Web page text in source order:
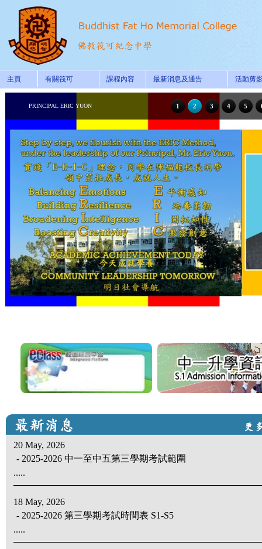
主頁 有關筏可 課程內容 最新消息及通告 活動剪
20 May, 2026
- 2025-2026 中一至中五第三學期考試範圍
.....
18 May, 2026
- 2025-2026 第三學期考試時間表 S1-S5
.....